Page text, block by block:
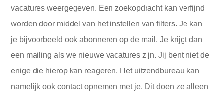
vacatures weergegeven. Een zoekopdracht kan verfijnd
worden door middel van het instellen van filters. Je kan
je bijvoorbeeld ook abonneren op de mail. Je krijgt dan
een mailing als we nieuwe vacatures zijn. Jij bent niet de
enige die hierop kan reageren. Het uitzendbureau kan
namelijk ook contact opnemen met je. Dit doen ze alleen